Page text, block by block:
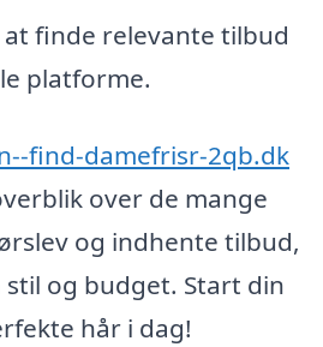
finde relevante tilbud
platforme.
find-damefrisr-2qb.dk
over de mange
og indhente tilbud,
og budget. Start din
hår i dag!